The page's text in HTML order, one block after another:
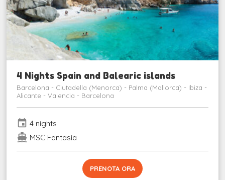
4 Nights Spain and Balearic islands
Barcelona - Ciutadella (Menorca) - Palma (Mallorca) - Ibiza -
Alicante - Valencia - Barcelona
event 4 nights
directions_boat MSC Fantasia
PRENOTA ORA